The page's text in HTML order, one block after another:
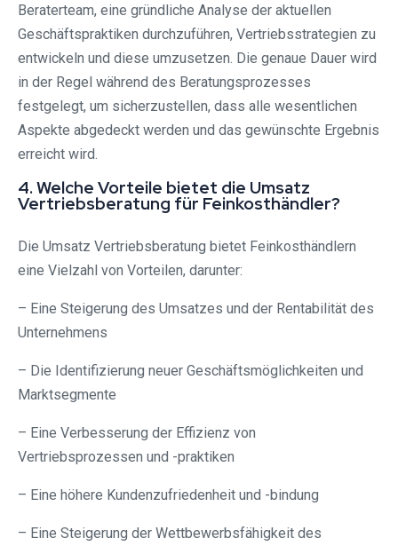
Beraterteam, eine gründliche Analyse der aktuellen
Geschäftspraktiken durchzuführen, Vertriebsstrategien zu
entwickeln und diese umzusetzen. Die genaue Dauer wird
in der Regel während des Beratungsprozesses
festgelegt, um sicherzustellen, dass alle wesentlichen
Aspekte abgedeckt werden und das gewünschte Ergebnis
erreicht wird.
4. Welche Vorteile bietet die Umsatz
Vertriebsberatung für Feinkosthändler?
Die Umsatz Vertriebsberatung bietet Feinkosthändlern
eine Vielzahl von Vorteilen, darunter:
– Eine Steigerung des Umsatzes und der Rentabilität des
Unternehmens
– Die Identifizierung neuer Geschäftsmöglichkeiten und
Marktsegmente
– Eine Verbesserung der Effizienz von
Vertriebsprozessen und -praktiken
– Eine höhere Kundenzufriedenheit und -bindung
– Eine Steigerung der Wettbewerbsfähigkeit des